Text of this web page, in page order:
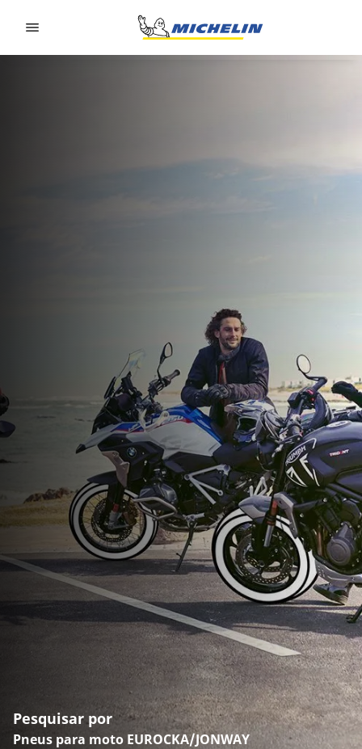
Pesquisar por
Pneus para moto EUROCKA/JONWAY